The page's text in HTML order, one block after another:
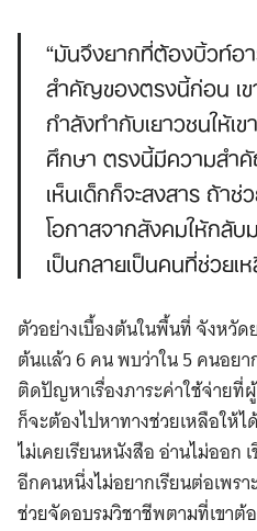
“มันจึงยากที่ต้องบิ้วท์อ
สำคัญของตรงนี้ก่อน เ
กำลังทำกับเยาวชนให้เ
ศึกษา ตรงนี้มีความสำ
เห็นเด็กก็จะสงสาร ถ้าช่
โอกาสจากสังคมให้กลับ
เป็นกลายเป็นคนที่ช่วย
ตัวอย่างเบื้องต้นในพื้นที่ จังหวัด
ต้นแล้ว 6 คน พบว่าใน 5 คนอย
ติดปัญหาเรื่องภาระค่าใช้จ่ายที่
ก็จะต้องไปหาทางช่วยเหลือให้
ไม่เคยเรียนหนังสือ อ่านไม่ออก
อีกคนหนึ่งไม่อยากเรียนต่อเพร
ช่วยจัดอบรมวิชาชีพตามที่เขาต้